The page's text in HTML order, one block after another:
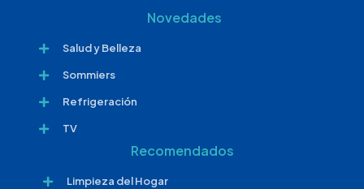
Novedades
Salud y Belleza
Sommiers
Refrigeración
TV
Recomendados
Limpieza del Hogar